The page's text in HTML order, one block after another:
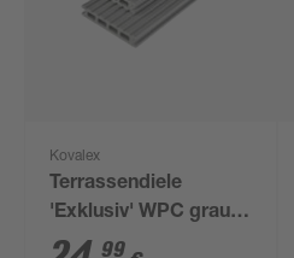
Kovalex
Terrassendiele
'Exklusiv' WPC grau
3000 x 145 x 26 mm
99